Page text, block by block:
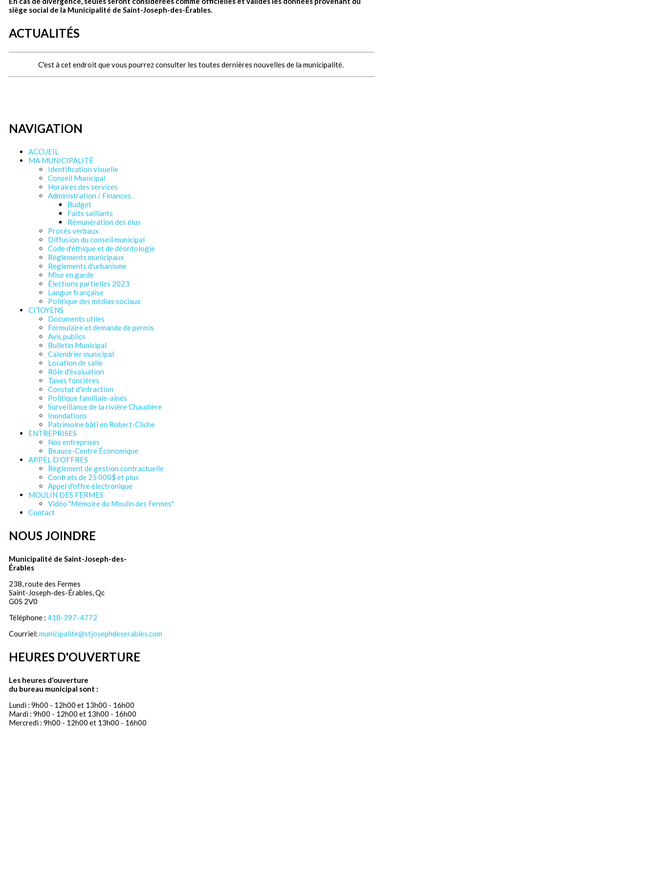
siège social de la Municipalité de Saint-Joseph-des-Érables.
ACTUALITÉS
C'est à cet endroit que vous pourrez consulter les toutes dernières nouvelles de la municipalité.
NAVIGATION
ACCUEIL
MA MUNICIPALITÉ
Identification visuelle
Conseil Municipal
Horaires des services
Administration / Finances
Budget
Faits saillants
Rémunération des élus
Procès verbaux
Diffusion du conseil municipal
Code d'éthique et de déontologie
Règlements municipaux
Règlements d'urbanisme
Mise en garde
Élections partielles 2023
Langue française
Politique des médias sociaux
CITOYENS
Documents utiles
Formulaire et demande de permis
Avis publics
Bulletin Municipal
Calendrier municipal
Location de salle
Rôle d'évaluation
Taxes foncières
Constat d'infraction
Politique familiale-aînés
Surveillance de la rivière Chaudière
Inondations
Patrimoine bâti en Robert-Cliche
ENTREPRISES
Nos entreprises
Beauce-Centre Économique
APPEL D'OFFRES
Règlement de gestion contractuelle
Contrats de 25 000$ et plus
Appel d'offre électronique
MOULIN DES FERMES
Vidéo "Mémoire du Moulin des Fermes"
Contact
NOUS JOINDRE
Municipalité de Saint-Joseph-des-
Érables
238, route des Fermes
Saint-Joseph-des-Érables, Qc
G0S 2V0
Téléphone : 418-397-4772
Courriel: municipalite@stjosephdeserables.com
HEURES D'OUVERTURE
Les heures d'ouverture
du bureau municipal sont :
Lundi : 9h00 - 12h00 et 13h00 - 16h00
Mardi : 9h00 - 12h00 et 13h00 - 16h00
Mercredi : 9h00 - 12h00 et 13h00 - 16h00